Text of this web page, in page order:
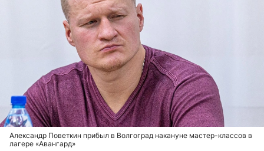
Александр Поветкин прибыл в Волгоград накануне мастер-классов в
лагере «Авангард»